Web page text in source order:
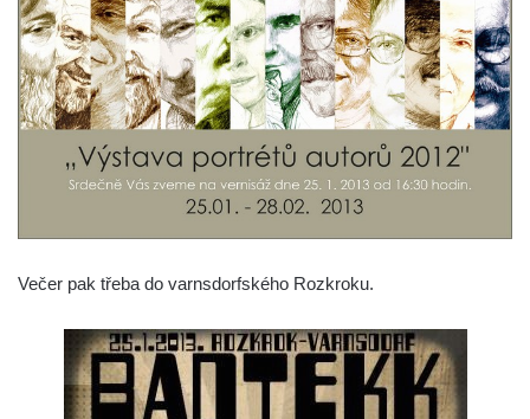
Večer pak třeba do varnsdorfského Rozkroku.